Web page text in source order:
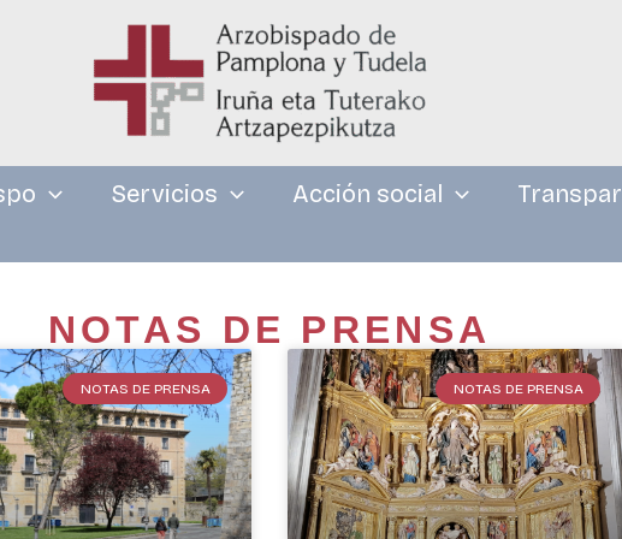
Servicios Acción social
NOTAS DE PRENSA
NOTAS DE PRENSA NOTAS DE PRENSA